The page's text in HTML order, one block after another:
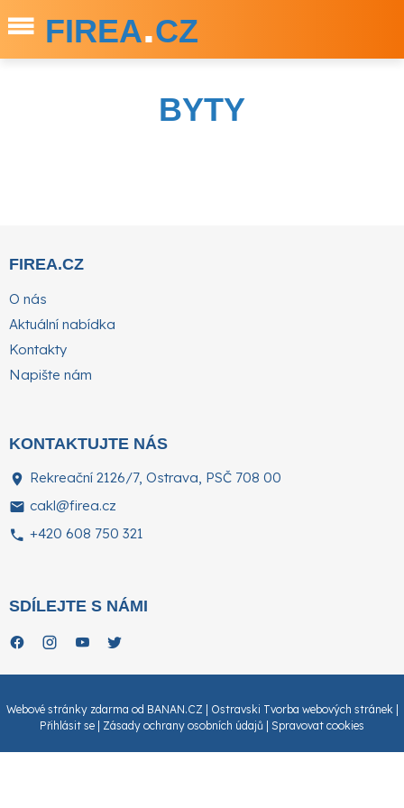
FIREA.CZ
BYTY
FIREA.CZ
O nás
Aktuální nabídka
Kontakty
Napište nám
KONTAKTUJTE NÁS
Rekreační 2126/7, Ostrava, PSČ 708 00
cakl@firea.cz
+420 608 750 321
SDÍLEJTE S NÁMI
Webové stránky zdarma od BANAN.CZ | Ostravski Tvorba webových stránek |
Přihlásit se | Zásady ochrany osobních údajů | Spravovat cookies